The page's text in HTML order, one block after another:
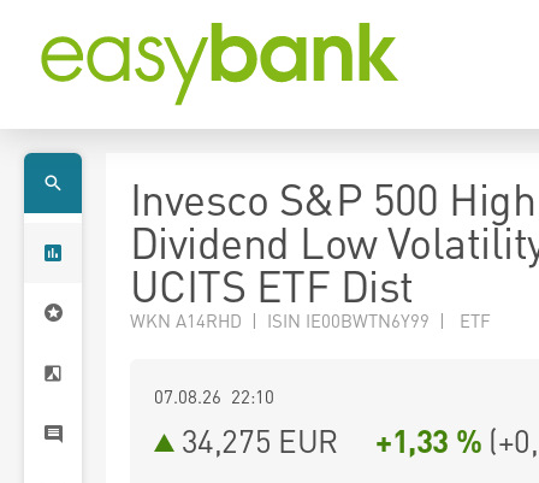
Invesco S&P 500 High
Dividend Low
UCITS ETF Dist
WKN A14RHD | ISIN IE00BWTN6Y99 | ETF
07.08.26 22:10
34,275 EUR +1,33 % (